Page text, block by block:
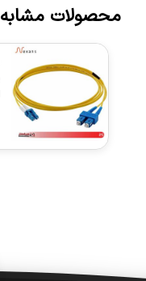
محصولات مشابه